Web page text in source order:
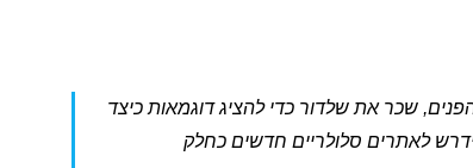
שכר את שלדור כדי להציג דוגמאות כיצד
לאתרים סלולריים חדשים כחלק